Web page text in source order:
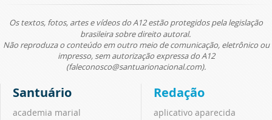
Os textos, fotos, artes e vídeos do A12 estão protegidos pela legislação
brasileira sobre direito autoral.
Não reproduza o conteúdo em outro meio de comunicação, eletrônico ou
impresso, sem autorização expressa do A12
(faleconosco@santuarionacional.com).
Santuário
academia marial
Redação
aplicativo aparecida